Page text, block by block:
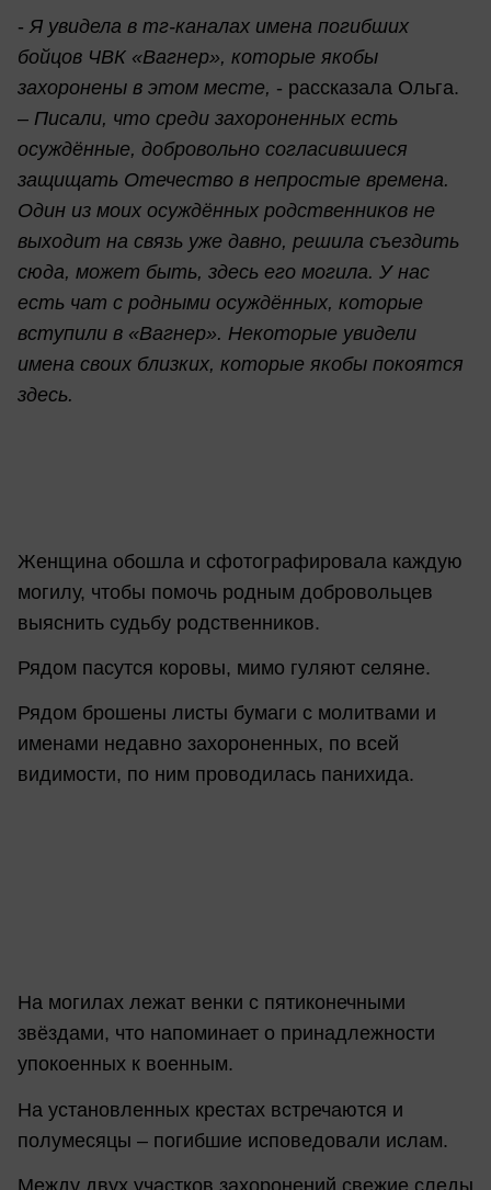
- Я увидела в тг-каналах имена погибших
бойцов ЧВК «Вагнер», которые якобы
захоронены в этом месте, - рассказала Ольга.
– Писали, что среди захороненных есть
осуждённые, добровольно согласившиеся
защищать Отечество в непростые времена.
Один из моих осуждённых родственников не
выходит на связь уже давно, решила съездить
сюда, может быть, здесь его могила. У нас
есть чат с родными осуждённых, которые
вступили в «Вагнер». Некоторые увидели
имена своих близких, которые якобы покоятся
здесь.
Женщина обошла и сфотографировала каждую
могилу, чтобы помочь родным добровольцев
выяснить судьбу родственников.
Рядом пасутся коровы, мимо гуляют селяне.
Рядом брошены листы бумаги с молитвами и
именами недавно захороненных, по всей
видимости, по ним проводилась панихида.
На могилах лежат венки с пятиконечными
звёздами, что напоминает о принадлежности
упокоенных к военным.
На установленных крестах встречаются и
полумесяцы – погибшие исповедовали ислам.